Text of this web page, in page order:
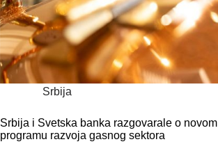
Srbija
Srbija i Svetska banka razgovarale o novom
programu razvoja gasnog sektora